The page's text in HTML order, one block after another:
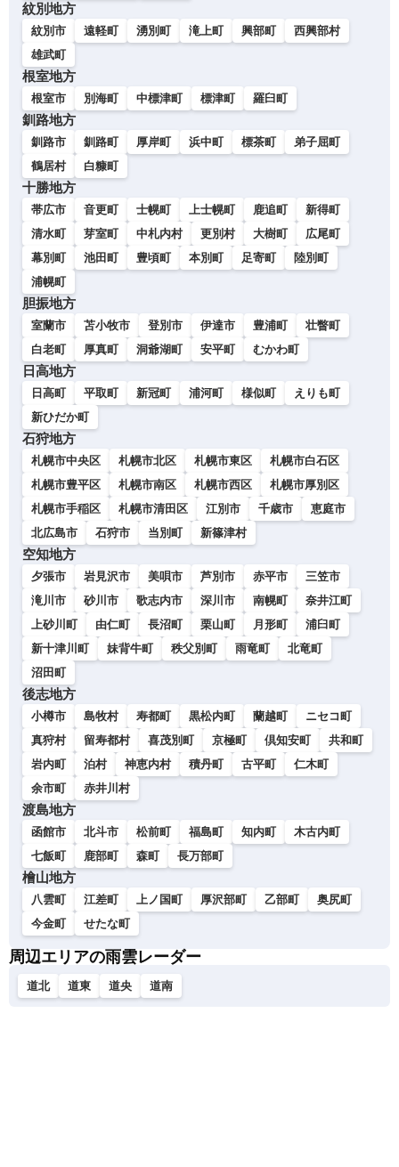
紋別地方
紋別市 遠軽町 湧別町 滝上町 興部町
西興部村
雄武町
根室地方
根室市 別海町 中標津町 標津町 羅臼町
釧路地方
釧路市 釧路町 厚岸町 浜中町 標茶町
弟子屈町
鶴居村
白糠町
十勝地方
帯広市 音更町 士幌町 上士幌町 鹿追町
新得町
清水町
芽室町 中札内村 更別村 大樹町
広尾町
幕別町
池田町 豊頃町 本別町 足寄町
陸別町
浦幌町
胆振地方
室蘭市 苫小牧市 登別市 伊達市 豊浦町
壮瞥町
白老町
厚真町 洞爺湖町 安平町 むかわ町
日高地方
日高町 平取町 新冠町 浦河町 様似町
えりも町
新ひだか町
石狩地方
札幌市中央区 札幌市北区 札幌市東区
札幌市白石区
札幌市豊平区
札幌市南区 札幌市西区
札幌市厚別区
札幌市手稲区
札幌市清田区 江別市 千歳市
恵庭市
北広島市
石狩市 当別町 新篠津村
空知地方
夕張市 岩見沢市 美唄市 芦別市 赤平市
三笠市
滝川市
砂川市 歌志内市 深川市 南幌町
奈井江町
上砂川町
由仁町 長沼町 栗山町 月形町
浦臼町
新十津川町
妹背牛町 秩父別町 雨竜町
北竜町
沼田町
後志地方
小樽市 島牧村 寿都町 黒松内町 蘭越町
ニセコ町
真狩村
留寿都村 喜茂別町 京極町 倶知安町
共和町
岩内町
泊村 神恵内村 積丹町 古平町
仁木町
余市町
赤井川村
渡島地方
函館市 北斗市 松前町 福島町 知内町
木古内町
七飯町
鹿部町 森町 長万部町
檜山地方
八雲町 江差町 上ノ国町 厚沢部町 乙部町
奥尻町
今金町
せたな町
周辺エリアの雨雲レーダー
道北 道東 道央 道南